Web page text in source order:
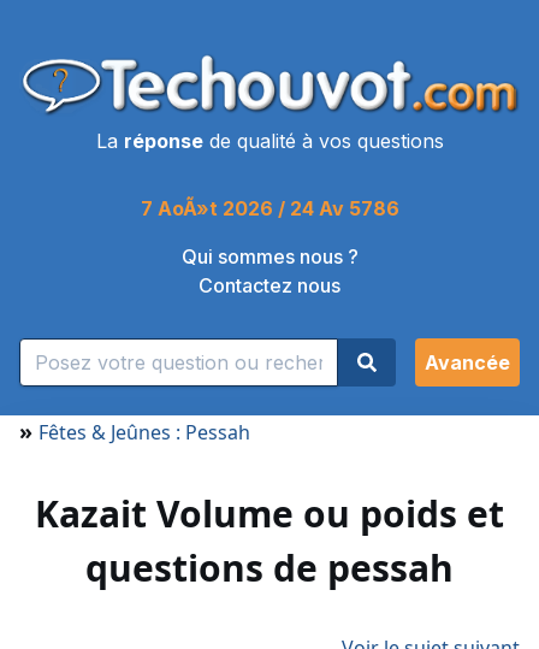
La réponsede qualité à vos questions
7 AoÃ»t 2026 / 24 Av 5786
Qui sommes nous ?
Contactez nous
Avancée
» Fêtes & Jeûnes : Pessah
Kazait Volume ou poids et
questions de pessah